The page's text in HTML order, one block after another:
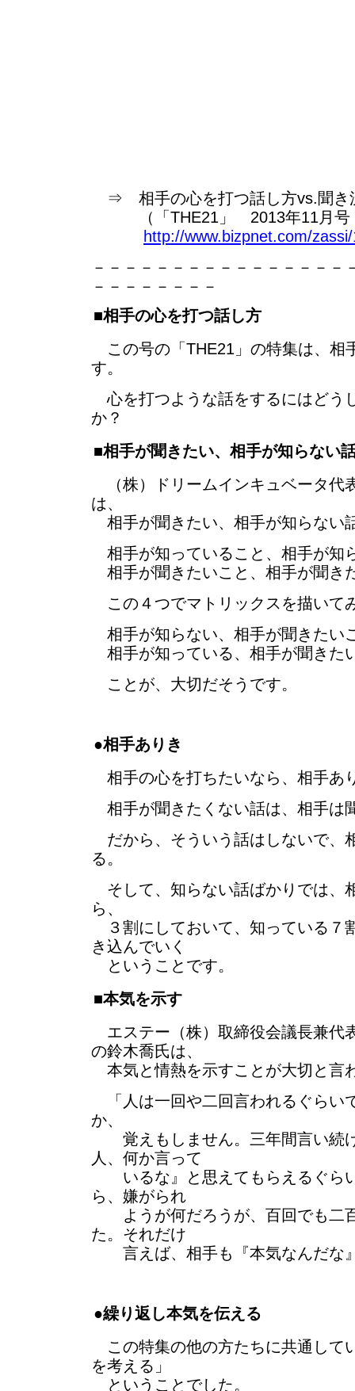
⇒ 相手の心を打つ話し方vs.聞き
（「THE21」 2013年11月号
http://www.bizpnet.com/
－－－－－－－－－－－－－－－－
－－－－－－－－
■相手の心を打つ話し方
この号の「THE21」の特集は、相
す。
心を打つような話をするにはどう
か？
■相手が聞きたい、相手が知らない
（株）ドリームインキュベータ代
は、
相手が聞きたい、相手が知らない
相手が知っていること、相手が知
相手が聞きたいこと、相手が聞き
この４つでマトリックスを描いて
相手が知らない、相手が聞きたい
相手が知っている、相手が聞きた
ことが、大切だそうです。
●相手ありき
相手の心を打ちたいなら、相手あ
相手が聞きたくない話は、相手は
だから、そういう話はしないで、
る。
そして、知らない話ばかりでは、
ら、
３割にしておいて、知っている７
き込んでいく
ということです。
■本気を示す
エステー（株）取締役会議長兼代
の鈴木喬氏は、
本気と情熱を示すことが大切と言
「人は一回や二回言われるぐらい
か、
覚えもしません。三年間言い続
人、何か言って
いるな』と思えてもらえるぐら
ら、嫌がられ
ようが何だろうが、百回でも二
た。それだけ
言えば、相手も『本気なんだな
●繰り返し本気を伝える
この特集の他の方たちに共通して
を考える」
ということでした。